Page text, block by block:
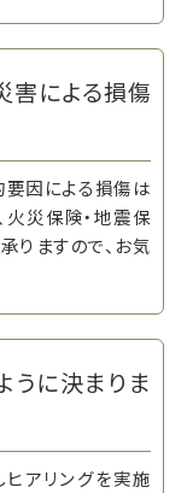
害による損傷
要因による損傷は
火災保険・地震保
りますので、お気
うに決まりま
アリングを実施